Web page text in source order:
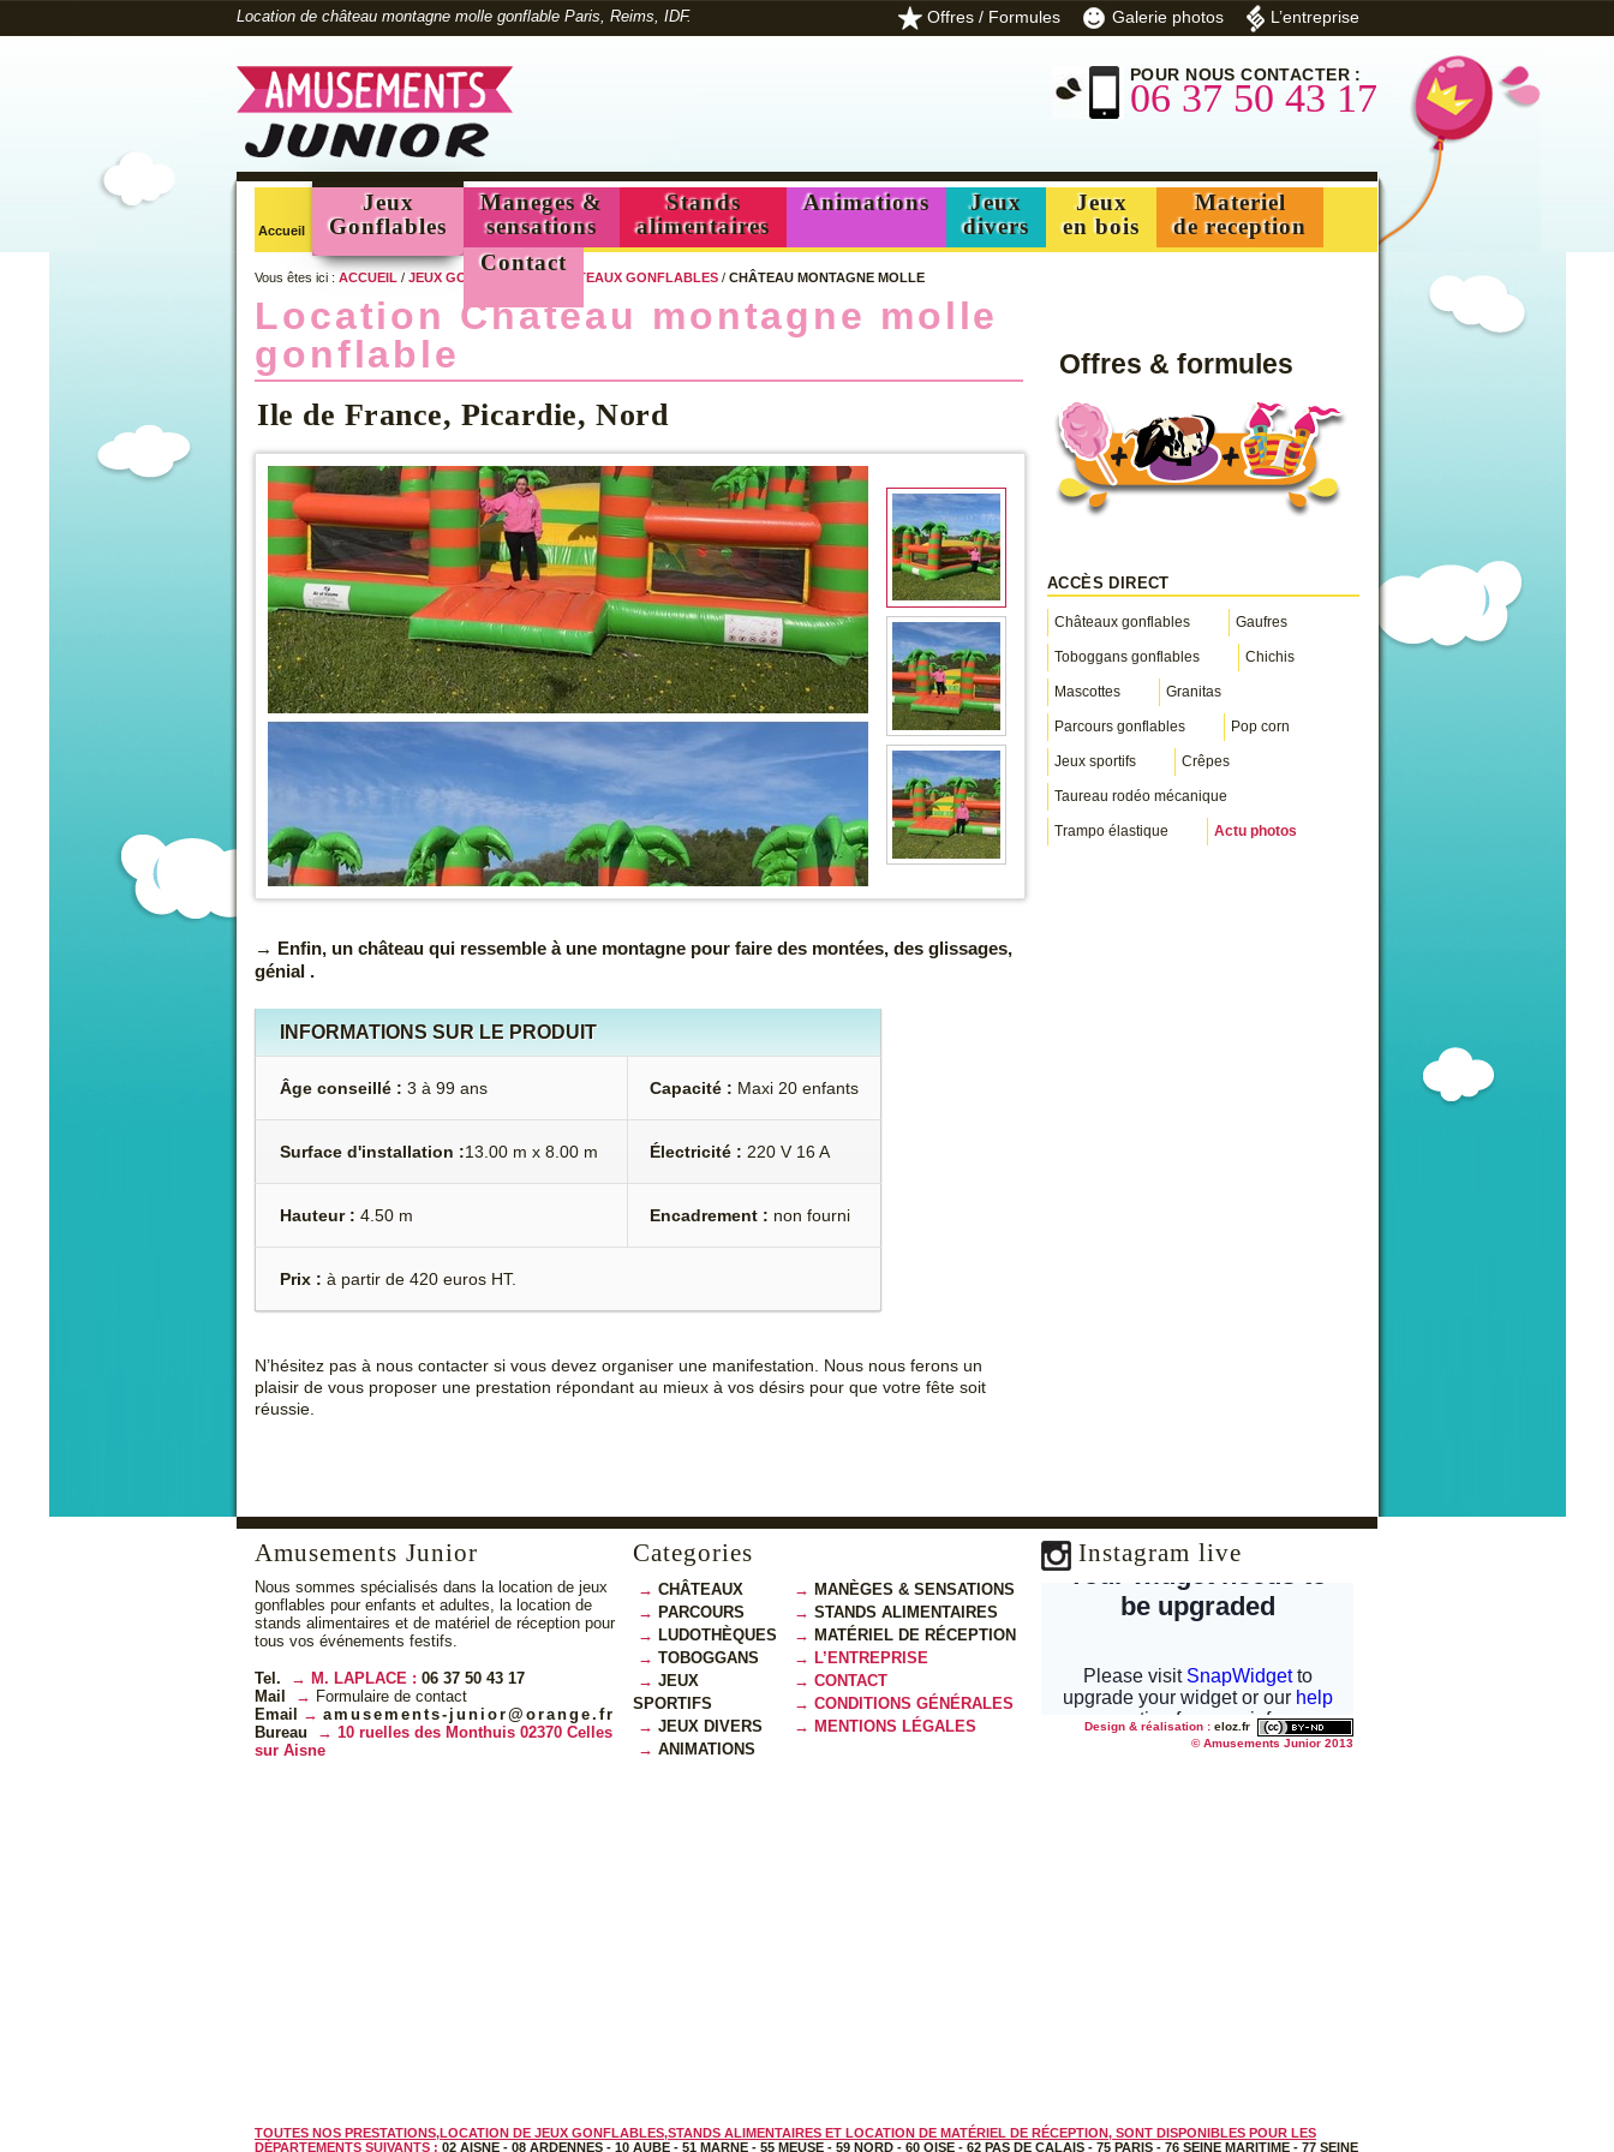
Location de château montagne molle gonflable Paris, Reims, IDF. Offres / Formules Galerie photos L’entreprise
POUR NOUS CONTACTER :
06 37 50 43 17
Accueil
Jeux
Gonflables
Maneges &
sensations
Stands
alimentaires
Animations
Jeux
divers
Jeux
en bois
Materiel
de reception
Contact
Vous êtes ici : ACCUEIL / JEUX GONFLABLES CHÂTEAUX GONFLABLES / CHÂTEAU MONTAGNE MOLLE
Location Chateau montagne molle
gonflable
Ile de France, Picardie, Nord
Enfin, un château qui ressemble à une montagne pour faire des montées, des glissages,
génial .
INFORMATIONS SUR LE PRODUIT
Âge conseillé : 3 à 99 ans Capacité : Maxi 20 enfants
Surface d'installation :13.00 m x 8.00 m Électricité : 220 V 16 A
Hauteur : 4.50 m Encadrement : non fourni
Prix : à partir de 420 euros HT.
N’hésitez pas à nous contacter si vous devez organiser une manifestation. Nous nous ferons un
plaisir de vous proposer une prestation répondant au mieux à vos désirs pour que votre fête soit
réussie.
Offres & formules
ACCÈS DIRECT
Châteaux gonflables Gaufres
Toboggans gonflables Chichis
Mascottes Granitas
Parcours gonflables Pop corn
Jeux sportifs Crêpes
Taureau rodéo mécanique
Trampo élastique Actu photos
Amusements Junior
Nous sommes spécialisés dans la location de jeux
gonflables pour enfants et adultes, la location de
stands alimentaires et de matériel de réception pour
tous vos événements festifs.
Tel. M. LAPLACE : 06 37 50 43 17
Mail
Formulaire de contact
Email
amusements-junior@orange.fr
Bureau
10 ruelles des Monthuis 02370 Celles
sur Aisne
Categories
CHÂTEAUX
PARCOURS
LUDOTHÈQUES
TOBOGGANS
JEUX
SPORTIFS
JEUX DIVERS
ANIMATIONS
MANÈGES & SENSATIONS
STANDS ALIMENTAIRES
MATÉRIEL DE RÉCEPTION
L’ENTREPRISE
CONTACT
CONDITIONS GÉNÉRALES
MENTIONS LÉGALES
Instagram live
Design & réalisation : eloz.fr
© Amusements Junior 2013
TOUTES NOS PRESTATIONS,LOCATION DE JEUX GONFLABLES,STANDS ALIMENTAIRES ET LOCATION DE MATÉRIEL DE RÉCEPTION, SONT DISPONIBLES POUR LES
DÉPARTEMENTS SUIVANTS : 02 AISNE - 08 ARDENNES - 10 AUBE - 51 MARNE - 55 MEUSE - 59 NORD - 60 OISE - 62 PAS DE CALAIS - 75 PARIS - 76 SEINE MARITIME - 77 SEINE